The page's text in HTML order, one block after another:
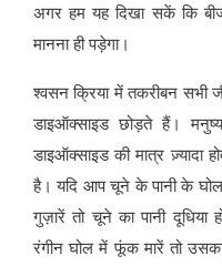
अगर हम यह दिखा सकें कि
मानना ही पड़ेगा।
श्वसन क्रिया में तकरीबन सभी
डाइऑक्साइड छोड़ते हैं।
डाइऑक्साइड की मात्र ज़्यादा
है। यदि आप चूने के पानी के घोल
गुज़ारें तो चूने का पानी
रंगीन घोल में फूंक मारें तो